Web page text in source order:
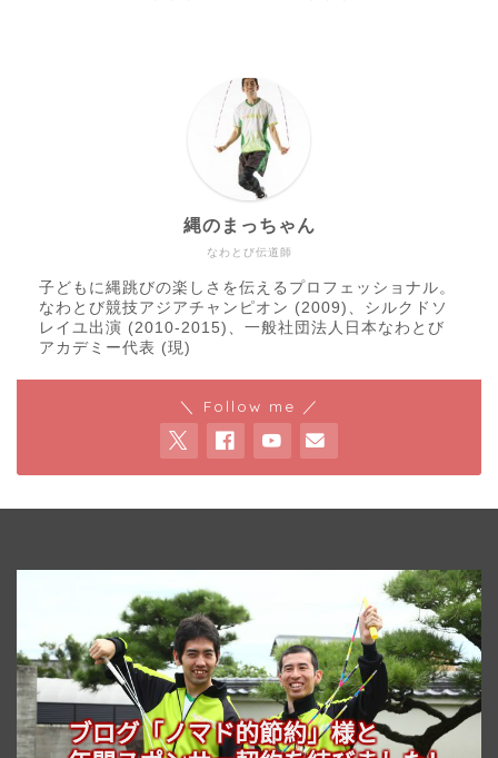
なわとび伝道師
縄のまっちゃん
子どもに縄跳びの楽しさを伝えるプロフェッショナル。
なわとび競技アジアチャンピオン (2009)、シルクドソ
レイユ出演 (2010-2015)、一般社団法人日本なわとび
アカデミー代表 (現)
＼ Follow me ／